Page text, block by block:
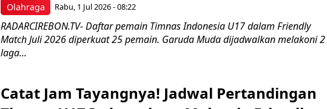
Olahraga Rabu, 1 Jul 2026 - 08:22
RADARCIREBON.TV- Daftar pemain Timnas Indonesia U17 dalam Friendly
Match Juli 2026 diperkuat 25 pemain. Garuda Muda dijadwalkan melakoni 2
laga...
Catat Jam Tayangnya! Jadwal Pertandingan